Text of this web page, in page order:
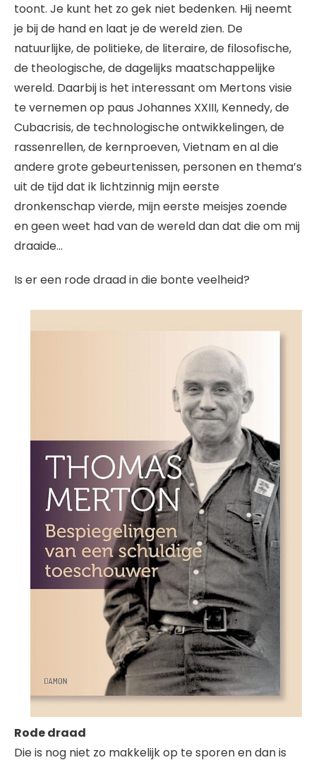
toont. Je kunt het zo gek niet bedenken. Hij neemt
je bij de hand en laat je de wereld zien. De
natuurlijke, de politieke, de literaire, de filosofische,
de theologische, de dagelijks maatschappelijke
wereld. Daarbij is het interessant om Mertons visie
te vernemen op paus Johannes XXIII, Kennedy, de
Cubacrisis, de technologische ontwikkelingen, de
rassenrellen, de kernproeven, Vietnam en al die
andere grote gebeurtenissen, personen en thema’s
uit de tijd dat ik lichtzinnig mijn eerste
dronkenschap vierde, mijn eerste meisjes zoende
en geen weet had van de wereld dan dat die om mij
draaide…
Is er een rode draad in die bonte veelheid?
Rode draad
Die is nog niet zo makkelijk op te sporen en dan is